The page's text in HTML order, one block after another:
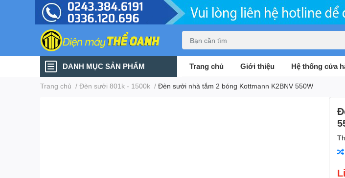
DANH MỤC SẢN PHẨM Trang chủ Giới thiệu Hệ thống cửa
Trang chủ / Đèn sưởi 801k - 1500k / Đèn sưởi nhà tắm 2 bóng Kottmann K2BNV 550W